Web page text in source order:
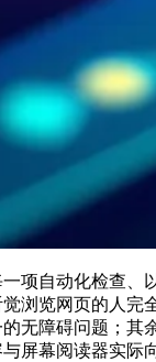
项自动化检查、
浏览网页的人完
无障碍问题；其
屏幕阅读器实际